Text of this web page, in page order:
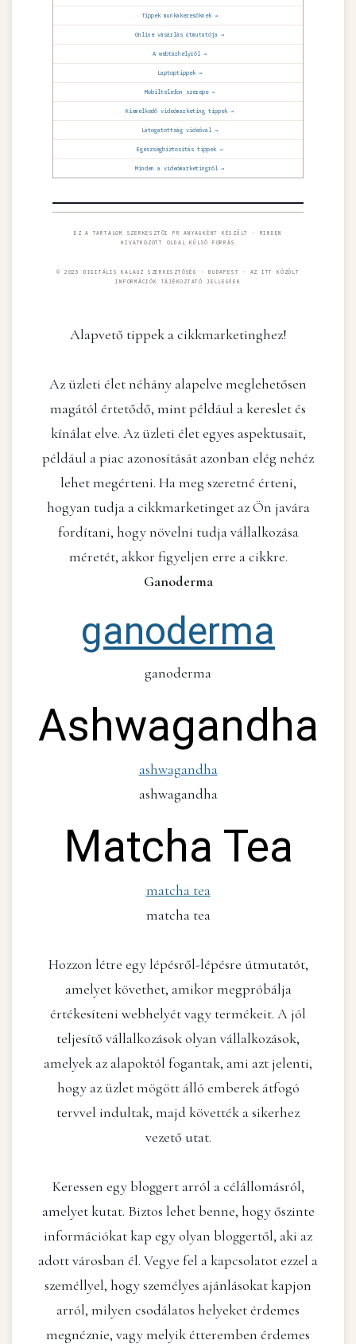
Tippek munkakeresőknek →
Online vásárlás útmutatója →
A webtárhelyről →
Laptoptippek →
Mobiltelefon szerepe →
Kiemelkedő videómarketing tippek →
Látogatottság videóval →
Egészségbiztosítás tippek →
Minden a videómarketingről →
EZ A TARTALOM SZERKESZTŐI PR ANYAGKÉNT KÉSZÜLT · MINDEN
HIVATKOZOTT OLDAL KÜLSŐ FORRÁS
© 2025 DIGITÁLIS KALAUZ SZERKESZTŐSÉG · BUDAPEST · AZ ITT KÖZÖLT
INFORMÁCIÓK TÁJÉKOZTATÓ JELLEGŰEK
Alapvető tippek a cikkmarketinghez!
Az üzleti élet néhány alapelve meglehetősen
magától értetődő, mint például a kereslet és
kínálat elve. Az üzleti élet egyes aspektusait,
például a piac azonosítását azonban elég nehéz
lehet megérteni. Ha meg szeretné érteni,
hogyan tudja a cikkmarketinget az Ön javára
fordítani, hogy növelni tudja vállalkozása
méretét, akkor figyeljen erre a cikkre.
Ganoderma
ganoderma
ganoderma
Ashwagandha
ashwagandha
ashwagandha
Matcha Tea
matcha tea
matcha tea
Hozzon létre egy lépésről-lépésre útmutatót,
amelyet követhet, amikor megpróbálja
értékesíteni webhelyét vagy termékeit. A jól
teljesítő vállalkozások olyan vállalkozások,
amelyek az alapoktól fogantak, ami azt jelenti,
hogy az üzlet mögött álló emberek átfogó
tervvel indultak, majd követték a sikerhez
vezető utat.
Keressen egy bloggert arról a célállomásról,
amelyet kutat. Biztos lehet benne, hogy őszinte
információkat kap egy olyan bloggertől, aki az
adott városban él. Vegye fel a kapcsolatot ezzel a
személlyel, hogy személyes ajánlásokat kapjon
arról, milyen csodálatos helyeket érdemes
megnéznie, vagy melyik étteremben érdemes